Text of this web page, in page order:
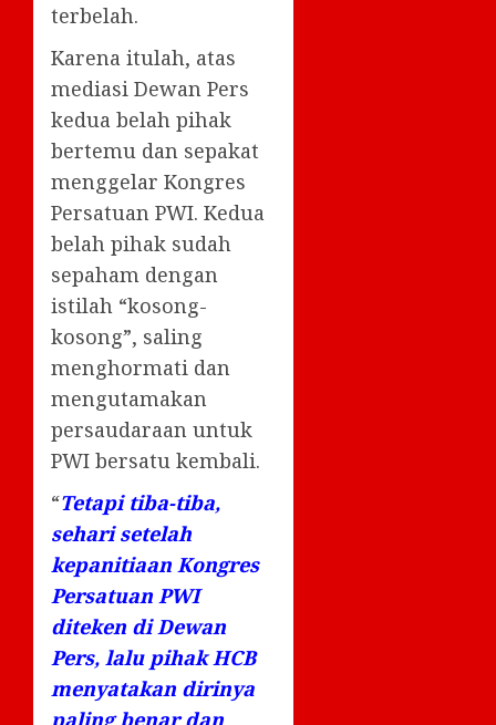
terbelah.
Karena itulah, atas
mediasi Dewan Pers
kedua belah pihak
bertemu dan sepakat
menggelar Kongres
Persatuan PWI. Kedua
belah pihak sudah
sepaham dengan
istilah “kosong-
kosong”, saling
menghormati dan
mengutamakan
persaudaraan untuk
PWI bersatu kembali.
“Tetapi tiba-tiba,
sehari setelah
kepanitiaan Kongres
Persatuan PWI
diteken di Dewan
Pers, lalu pihak HCB
menyatakan dirinya
paling benar dan